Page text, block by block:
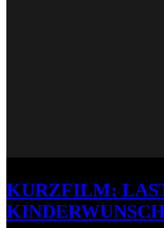
KURZFILM: